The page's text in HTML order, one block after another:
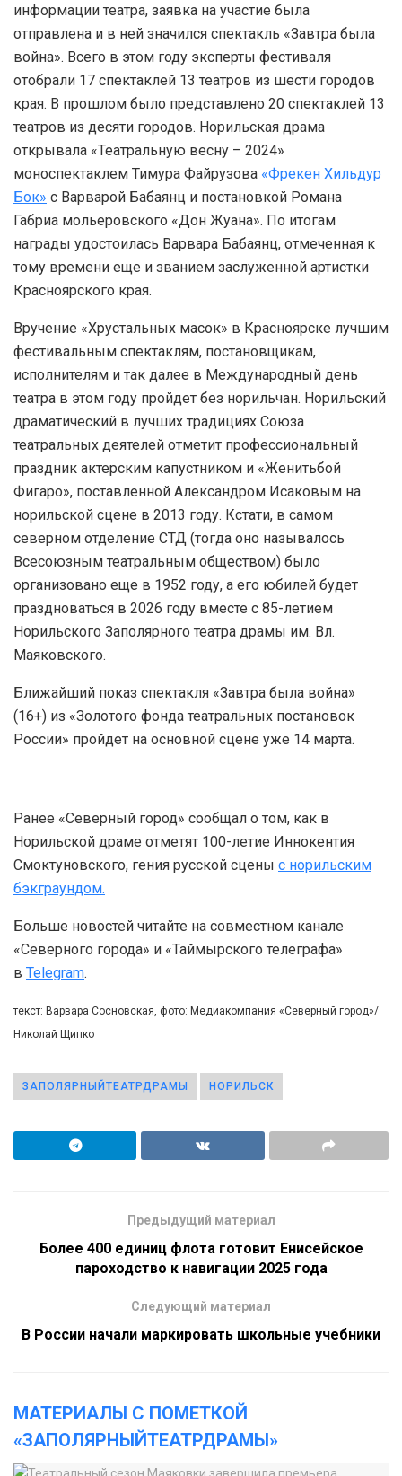
информации театра, заявка на участие была
отправлена и в ней значился спектакль «Завтра была
война». Всего в этом году эксперты фестиваля
отобрали 17 спектаклей 13 театров из шести городов
края. В прошлом было представлено 20 спектаклей 13
театров из десяти городов. Норильская драма
открывала «Театральную весну – 2024»
моноспектаклем Тимура Файрузова «Фрекен Хильдур
Бок» с Варварой Бабаянц и постановкой Романа
Габриа мольеровского «Дон Жуана». По итогам
награды удостоилась Варвара Бабаянц, отмеченная к
тому времени еще и званием заслуженной артистки
Красноярского края.
Вручение «Хрустальных масок» в Красноярске лучшим
фестивальным спектаклям, постановщикам,
исполнителям и так далее в Международный день
театра в этом году пройдет без норильчан. Норильский
драматический в лучших традициях Союза
театральных деятелей отметит профессиональный
праздник актерским капустником и «Женитьбой
Фигаро», поставленной Александром Исаковым на
норильской сцене в 2013 году. Кстати, в самом
северном отделение СТД (тогда оно называлось
Всесоюзным театральным обществом) было
организовано еще в 1952 году, а его юбилей будет
праздноваться в 2026 году вместе с 85-летием
Норильского Заполярного театра драмы им. Вл.
Маяковского.
Ближайший показ спектакля «Завтра была война»
(16+) из «Золотого фонда театральных постановок
России» пройдет на основной сцене уже 14 марта.
Ранее «Северный город» сообщал о том, как в
Норильской драме отметят 100-летие Иннокентия
Смоктуновского, гения русской сцены с норильским
бэкграундом.
Больше новостей читайте на совместном канале
«Северного города» и «Таймырского телеграфа»
в Telegram.
текст: Варвара Сосновская, фото: Медиакомпания «Северный город»/
Николай Щипко
ЗАПОЛЯРНЫЙТЕАТРДРАМЫ НОРИЛЬСК
Предыдущий материал
Более 400 единиц флота готовит Енисейское
пароходство к навигации 2025 года
Следующий материал
В России начали маркировать школьные учебники
МАТЕРИАЛЫ С ПОМЕТКОЙ
«ЗАПОЛЯРНЫЙТЕАТРДРАМЫ»